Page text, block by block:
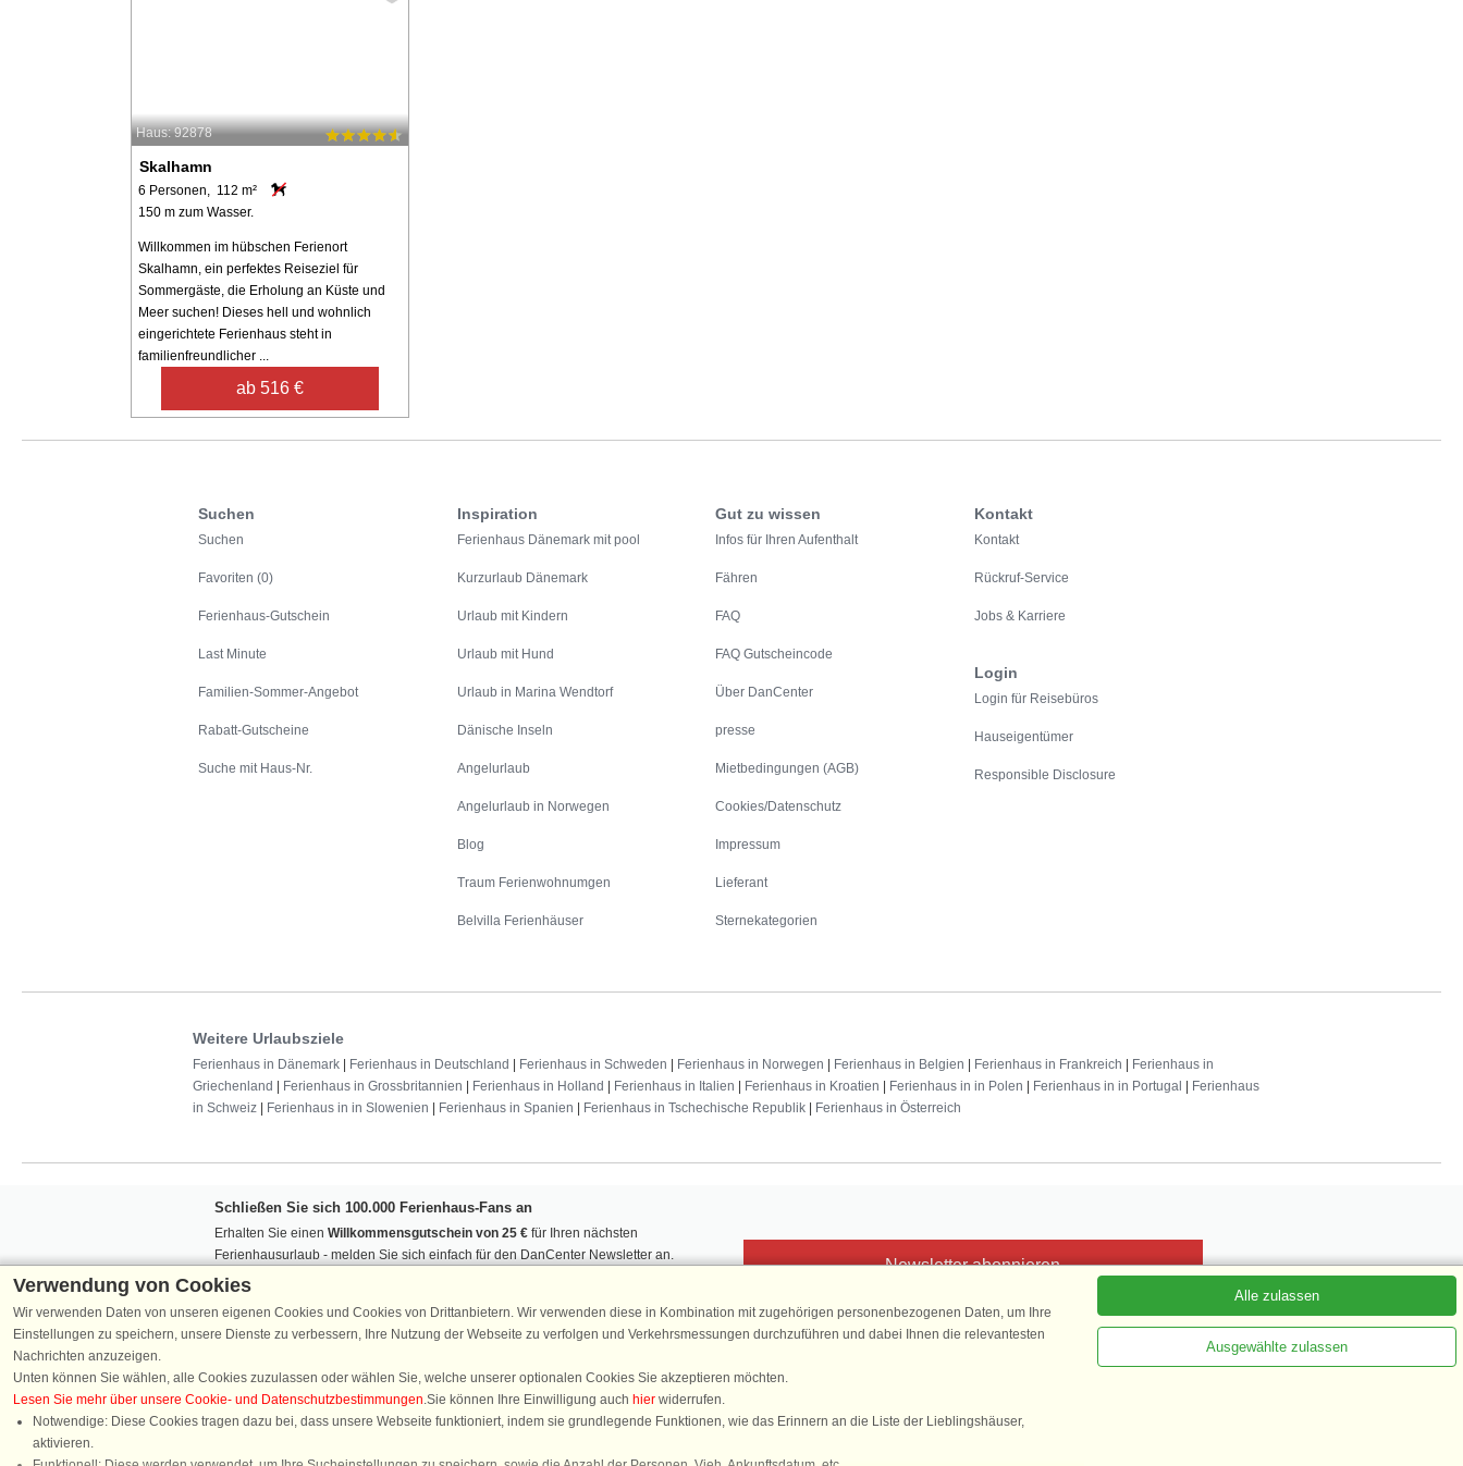
Haus: 92878
Skalhamn
6 Personen, 112 m²
150 m zum Wasser.
Willkommen im hübschen Ferienort
Skalhamn, ein perfektes Reiseziel für
Sommergäste, die Erholung an Küste und
Meer suchen! Dieses hell und wohnlich
eingerichtete Ferienhaus steht in
familienfreundlicher ...
ab 516 €
Suchen
Suchen
Favoriten (0)
Ferienhaus-Gutschein
Last Minute
Familien-Sommer-Angebot
Rabatt-Gutscheine
Suche mit Haus-Nr.
Inspiration
Ferienhaus Dänemark mit pool
Kurzurlaub Dänemark
Urlaub mit Kindern
Urlaub mit Hund
Urlaub in Marina Wendtorf
Dänische Inseln
Angelurlaub
Angelurlaub in Norwegen
Blog
Traum Ferienwohnumgen
Belvilla Ferienhäuser
Gut zu wissen
Infos für Ihren Aufenthalt
Fähren
FAQ
FAQ Gutscheincode
Über DanCenter
presse
Mietbedingungen (AGB)
Cookies/Datenschutz
Impressum
Lieferant
Sternekategorien
Kontakt
Kontakt
Rückruf-Service
Jobs & Karriere
Login
Login für Reisebüros
Hauseigentümer
Responsible Disclosure
Weitere Urlaubsziele
Ferienhaus in Dänemark | Ferienhaus in Deutschland | Ferienhaus in Schweden | Ferienhaus in Norwegen | Ferienhaus in Belgien | Ferienhaus in Frankreich | Ferienhaus in
Griechenland | Ferienhaus in Grossbritannien | Ferienhaus in Holland | Ferienhaus in Italien | Ferienhaus in Kroatien | Ferienhaus in in Polen | Ferienhaus in in Portugal | Ferienhaus
in Schweiz | Ferienhaus in in Slowenien | Ferienhaus in Spanien | Ferienhaus in Tschechische Republik | Ferienhaus in Österreich
Schließen Sie sich 100.000 Ferienhaus-Fans an
Erhalten Sie einen Willkommensgutschein von 25 € für Ihren nächsten
Ferienhausurlaub - melden Sie sich einfach für den DanCenter Newsletter an.
Verpassen Sie nie wieder exklusive Angebote, Gewinnspiele und Urlaubstipps!
Newsletter abonnieren
Folgen Sie uns:
basierend auf mehr 135.870 Kundenbewertungen
Verwendung von Cookies
Wir verwenden Daten von unseren eigenen Cookies und Cookies von Drittanbietern. Wir verwenden diese in Kombination mit zugehörigen personenbezogenen Daten, um Ihre
Einstellungen zu speichern, unsere Dienste zu verbessern, Ihre Nutzung der Webseite zu verfolgen und Verkehrsmessungen durchzuführen und dabei Ihnen die relevantesten
Nachrichten anzuzeigen.
Unten können Sie wählen, alle Cookies zuzulassen oder wählen Sie, welche unserer optionalen Cookies Sie akzeptieren möchten.
Lesen Sie mehr über unsere Cookie- und Datenschutzbestimmungen.Sie können Ihre Einwilligung auch hier widerrufen.
Notwendige: Diese Cookies tragen dazu bei, dass unsere Webseite funktioniert, indem sie grundlegende Funktionen, wie das Erinnern an die Liste der Lieblingshäuser,
aktivieren.
Alle zulassen
Ausgewählte zulassen